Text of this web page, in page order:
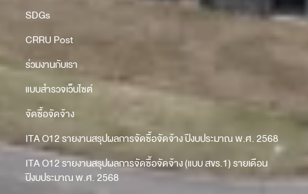
SDGs
CRRU Post
ร่วมงานกับเรา
แบบสำรวจเว็บไซต์
จัดซื้อจัดจ้าง
ITA O12 รายงานสรุปผลการจัดซื้อจัดจ้าง ปีงบประมาณ พ.ศ. 2568
ITA O12 รายงานสรุปผลการจัดซื้อจัดจ้าง (แบบ สขร.1) รายเดือน
ปีงบประมาณ พ.ศ. 2568